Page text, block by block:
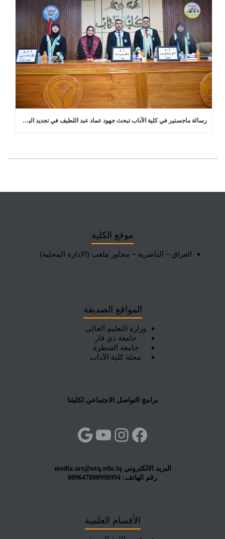
رسالة ماجستير في كلية الآداب تبحث جهود عماد عبد اللطيف في تجديد البلاغة العربية
موقع الكلية
العراق – الناصرية – مجاور ملعب (الادارة المحلية)
المواقع الصديقة
وزارة التعليم العالي
جامعة ذي قار
جامعة الشطرة
مجلة كلية الآداب
برامج التواصل الاجتماعي لكليتنا
فيسبوك
إنستجرام
يوتيوب
البريد الالكتروني media.art@utq.edu.iq
رقم الهاتف: 009647800998994
الأقسام العلمية